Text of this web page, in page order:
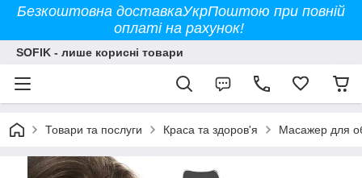
Безкоштовна доставкаУкрПоштою при повній
оплаті на рахунок!
SOFIK - лише корисні товари
Товари та послуги Краса та здоров'я Масажер для